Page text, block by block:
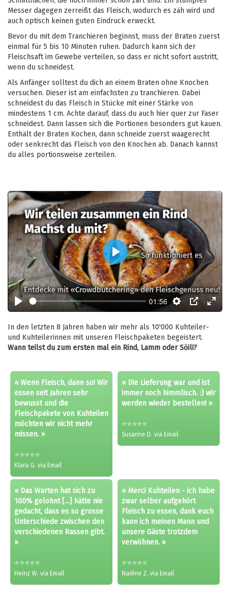
Messer dagegen zerreißt das Fleisch, wodurch es zäh wird und
auch optisch keinen guten Eindruck erweckt.
Bevor du mit dem Tranchieren beginnst, muss der Braten zuerst
einmal für 5 bis 10 Minuten ruhen. Dadurch kann sich der
Fleischsaft im Gewebe verteilen, so dass er nicht sofort austritt,
wenn du schneidest.
Als Anfänger solltest du dich an einem Braten ohne Knochen
versuchen. Dieser ist am einfachsten zu tranchieren. Dabei
schneidest du das Fleisch in Stücke mit einer Stärke von
mindestens 1 cm. Achte darauf, dass du auch hier quer zur Faser
schneidest. Dann lassen sich die Portionen besonders gut kauen.
Enthält der Braten Kochen, dann schneide zuerst waagerecht
oder senkrecht das Fleisch von den Knochen ab. Danach kannst
du alles portionsweise zerteilen.
Play
01:56
Settings
PIP Enter
Play
In den letzten 8 Jahren haben wir mehr als 10'000 Kuhteiler-
und Kuhteilerinnen mit unseren Fleischpaketen begeistert.
Wann teilst du zum ersten mal ein Rind, Lamm oder Söili?
« Wenn Fleisch, dann so! Wir
essen seit Jahren sehr
bewusst und die
Fleischpakete von Kuhteilen
möchten wir nicht mehr
missen. »
⭐⭐⭐⭐⭐
Klara G. via Email
« Die Lieferung war und ist
immer noch himmlisch. :) wir
werden wieder bestellen! »
⭐⭐⭐⭐⭐
Susanne D. via Email
« Das Warten hat sich zu
100% gelohnt [...] hätte nie
gedacht, dass es so grosse
Unterschiede zwischen den
verschiedenen Rassen gibt.
»
⭐⭐⭐⭐⭐
Heinz W. via Email
« Merci Kuhteilen - ich habe
zwar selber aufgehört
Fleisch zu essen, dank euch
kann ich meinen Mann und
unsere Gäste trotzdem
verwöhnen. »
⭐⭐⭐⭐⭐
Nadine Z. via Email